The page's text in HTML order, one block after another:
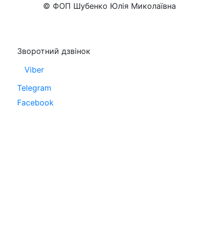
© ФОП Шубенко Юлія Миколаївна
Зворотний дзвінок
Viber
Telegram
Facebook